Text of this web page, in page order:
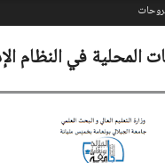
المحلية في النظام